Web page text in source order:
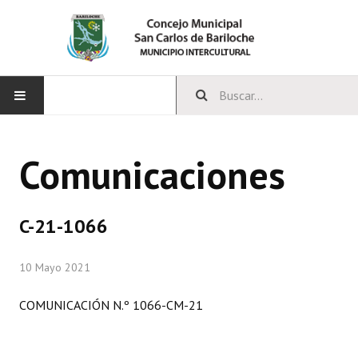
CONCEJO
Comisiones Permanentes
Comisiones Especiales
Comunicaciones
C-21-1066
10 Mayo 2021
COMUNICACIÓN N.º 1066-CM-21